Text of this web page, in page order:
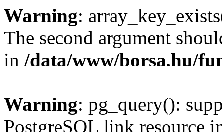
Warning:
The second argument
in /data/www/borsa.hu/
Warning: pg_query():
PostgreSQL link resource